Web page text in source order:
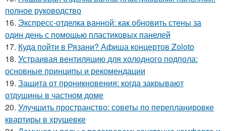
полное руководство
16. Экспресс-отделка ванной: как обновить стены за
один день с помощью пластиковых панелей
17. Куда пойти в Рязани? Афиша концертов Zoloto
18. Устраивая вентиляцию для холодного подпола:
основные принципы и рекомендации
19. Защита от проникновения: когда закрывают
отдушины в частном доме
20. Улучшить пространство: советы по перепланировке
квартиры в хрущевке